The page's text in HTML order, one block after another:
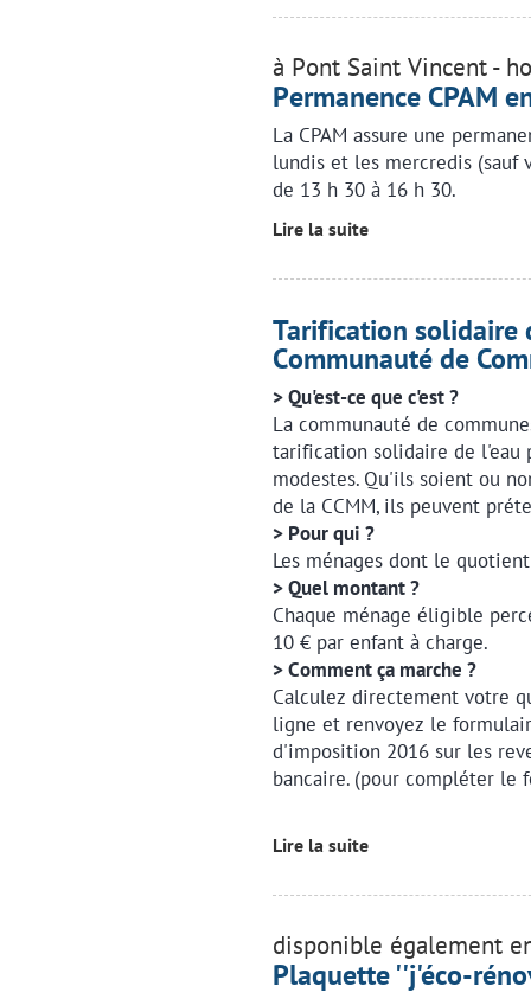
à Pont Saint Vincent -
Permanence CPAM
La CPAM assure une
lundis et les mercredis (sauf
de 13 h 30 à 16 h 30.
Lire la suite
Tarification solidaire
Communauté de
> Qu'est-ce que c'est ?
La communauté de
tarification solidaire de l'eau
modestes. Qu'ils soient ou
de la CCMM, ils peuvent
> Pour qui ?
Les ménages dont le
> Quel montant ?
Chaque ménage éligible
10 € par enfant à charge.
> Comment ça marche ?
Calculez directement votre
ligne et renvoyez le
d'imposition 2016 sur les
bancaire. (pour compléter le
Lire la suite
disponible également
Plaquette ''j'éco-